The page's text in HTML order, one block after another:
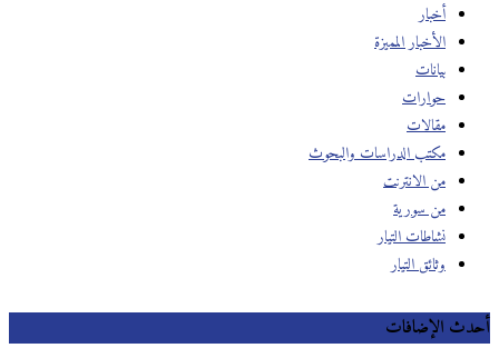
أخبار
الأخبار المميزة
بيانات
حوارات
مقالات
مكتب الدراسات والبحوث
من الانترنت
من سورية
نشاطات التيار
وثائق التيار
أحدث الإضافات